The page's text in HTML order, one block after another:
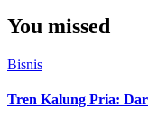
You missed
Bisnis
Tren Kalung Pria: